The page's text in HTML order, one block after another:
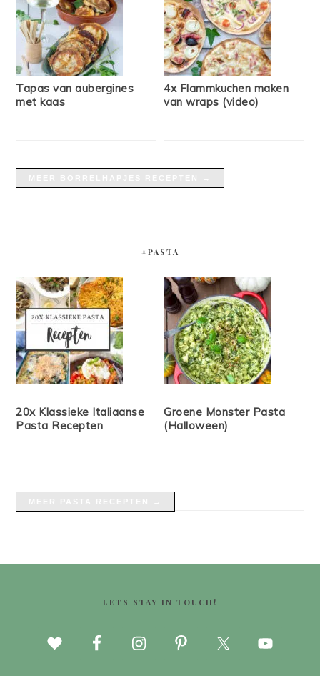
Tapas van aubergines
met kaas
4x Flammkuchen maken
van wraps (video)
#PASTA
20x Klassieke Italiaanse
Pasta Recepten
Groene Monster Pasta
(Halloween)
LETS STAY IN TOUCH!